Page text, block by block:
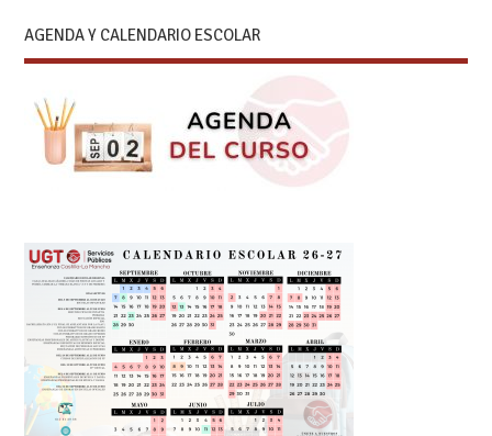
AGENDA Y CALENDARIO ESCOLAR